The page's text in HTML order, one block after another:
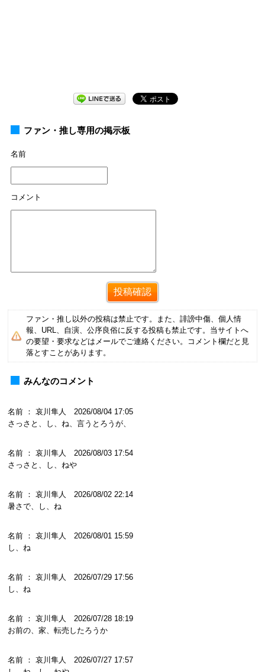
ファン・推し専用の掲示板
名前
コメント
ファン・推し以外の投稿は禁止です。また、誹謗中傷、個人情
報、URL、自演、公序良俗に反する投稿も禁止です。当サイトへ
の要望・要求などはメールでご連絡ください。コメント欄だと見
落とすことがあります。
みんなのコメント
名前 ： 哀川隼人 2026/08/04 17:05
さっさと、し、ね、言うとろうが、
名前 ： 哀川隼人 2026/08/03 17:54
さっさと、し、ねや
名前 ： 哀川隼人 2026/08/02 22:14
暑さで、し、ね
名前 ： 哀川隼人 2026/08/01 15:59
し、ね
名前 ： 哀川隼人 2026/07/29 17:56
し、ね
名前 ： 哀川隼人 2026/07/28 18:19
お前の、家、転売したろうか
名前 ： 哀川隼人 2026/07/27 17:57